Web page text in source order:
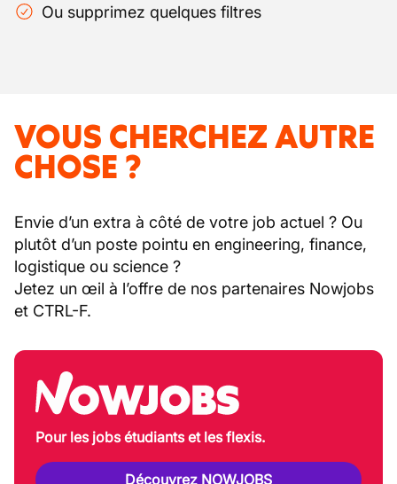
Ou supprimez quelques filtres
VOUS CHERCHEZ AUTRE
CHOSE ?
Envie d’un extra à côté de votre job actuel ? Ou
plutôt d’un poste pointu en engineering, finance,
logistique ou science ?
Jetez un œil à l’offre de nos partenaires Nowjobs
et CTRL-F.
Pour les jobs étudiants et les flexis.
Découvrez NOWJOBS